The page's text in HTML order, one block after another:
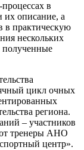
в
их описание, а
в практическую
нескольких
полученные
цикл очных
региона.
– участников
тренеры АНО
центр».